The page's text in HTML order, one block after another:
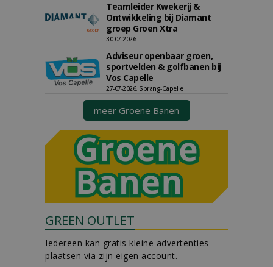
Teamleider Kwekerij &
Ontwikkeling bij Diamant
groep Groen Xtra
30-07-2026
Adviseur openbaar groen,
sportvelden & golfbanen bij
Vos Capelle
27-07-2026, Sprang-Capelle
meer Groene Banen
GREEN OUTLET
Iedereen kan gratis kleine advertenties
plaatsen via zijn eigen account.